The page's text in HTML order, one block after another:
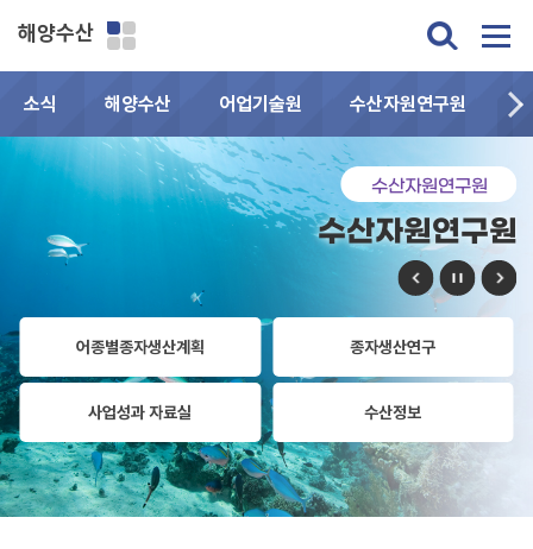
해양수산
소식 해양수산 어업기술원 수산자원연구원
수산자원연구원
수산자원연구원
어종별종자생산계획 종자생산연구
사업성과 자료실 수산정보